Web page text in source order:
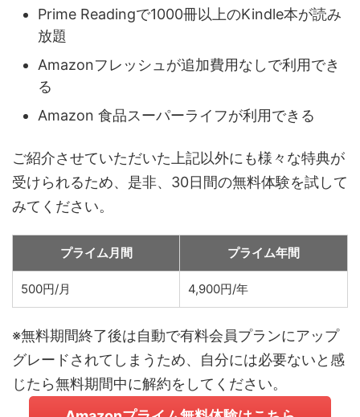
Prime Readingで1000冊以上のKindle本が読み
放題
Amazonフレッシュが追加費用なしで利用でき
る
Amazon 食品スーパーライフが利用できる
ご紹介させていただいた上記以外にも様々な特典が
受けられるため、是非、30日間の無料体験を試して
みてください。
プライム月間 プライム年間
500円/月 4,900円/年
※無料期間終了後は自動で有料会員プランにアップ
グレードされてしまうため、自分には必要ないと感
じたら無料期間中に解約をしてください。